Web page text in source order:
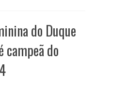
do Duque
campeã do